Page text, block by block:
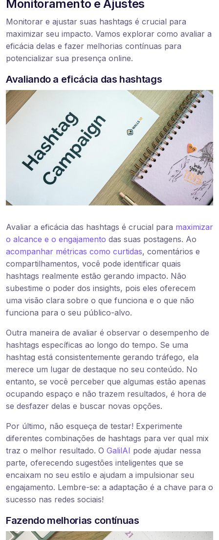
Monitoramento e Ajustes
Monitorar e ajustar suas hashtags é crucial para
maximizar seu impacto. Vamos explorar como avaliar a
eficácia delas e fazer melhorias contínuas para
potencializar sua presença online.
Avaliando a eficácia das hashtags
Avaliar a eficácia das hashtags é crucial para maximizar
o alcance e o engajamento das suas postagens. Ao
acompanhar métricas como curtidas, comentários e
compartilhamentos, você pode identificar quais
hashtags realmente estão gerando impacto. Não
subestime o poder dos insights, pois eles oferecem
uma visão clara sobre o que funciona e o que não
funciona para o seu público-alvo.
Outra maneira de avaliar é observar o desempenho de
hashtags específicas ao longo do tempo. Se uma
hashtag está consistentemente gerando tráfego, ela
merece um lugar de destaque no seu conteúdo. No
entanto, se você perceber que algumas estão apenas
ocupando espaço e não trazem resultados, é hora de
se desfazer delas e buscar novas opções.
Por último, não esqueça de testar! Experimente
diferentes combinações de hashtags para ver qual mix
traz o melhor resultado. O GalilAI pode ajudar nessa
parte, oferecendo sugestões inteligentes que se
encaixam no seu estilo e ajudam a impulsionar seu
engajamento. Lembre-se: a adaptação é a chave para o
sucesso nas redes sociais!
Fazendo melhorias contínuas